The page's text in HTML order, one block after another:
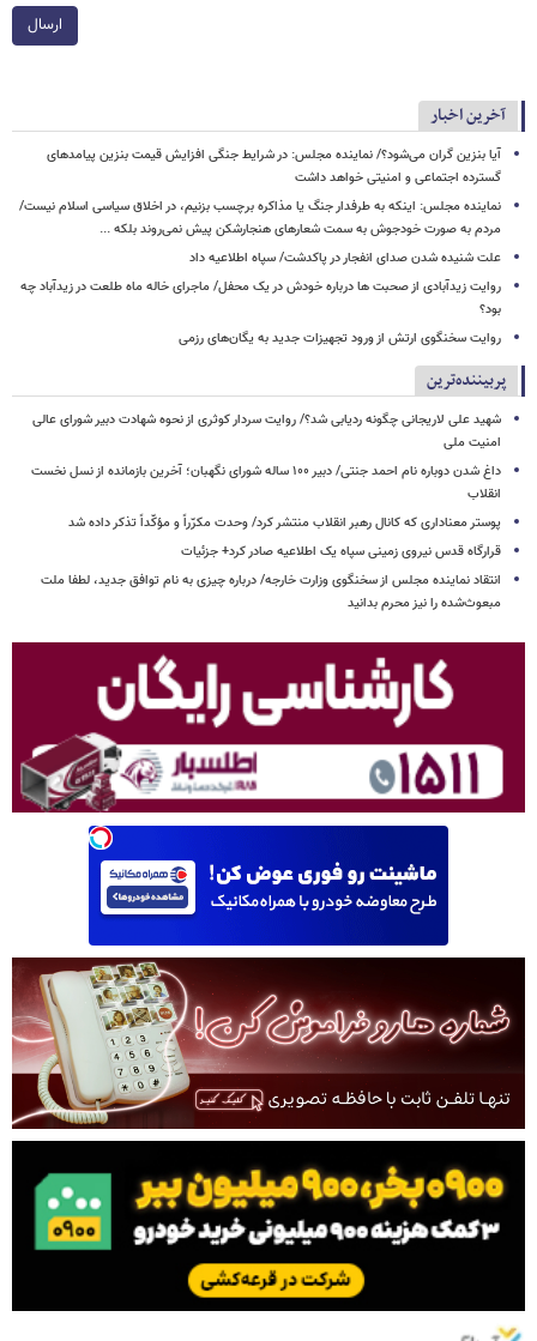
ارسال
آخرین اخبار
آیا بنزین گران می‌شود؟/ نماینده مجلس: در شرایط جنگی افزایش قیمت بنزین پیامدهای
گسترده اجتماعی و امنیتی خواهد داشت
نماینده مجلس: اینکه به طرفدار جنگ یا مذاکره برچسب بزنیم، در اخلاق سیاسی اسلام نیست/
مردم به صورت خودجوش به سمت شعارهای هنجارشکن پیش نمی‌روند بلکه ...
علت شنیده شدن صدای انفجار در پاکدشت/ سپاه اطلاعیه داد
روایت زیدآبادی از صحبت ها درباره خودش در یک محفل/ ماجرای خاله ماه طلعت در زیدآباد چه
بود؟
روایت سخنگوی ارتش از ورود تجهیزات جدید به یگان‌های رزمی
پربیننده‌ترین
شهید علی لاریجانی چگونه ردیابی شد؟/ روایت سردار کوثری از نحوه شهادت دبیر شورای عالی
امنیت ملی
داغ شدن دوباره نام احمد جنتی/ دبیر ۱۰۰ ساله شورای نگهبان؛ آخرین بازمانده از نسل نخست
انقلاب
پوستر معناداری که کانال رهبر انقلاب منتشر کرد/ وحدت مکرّراً و مؤکّداً تذکر داده شد
قرارگاه قدس نیروی زمینی سپاه یک اطلاعیه صادر کرد+ جزئیات
انتقاد نماینده مجلس از سخنگوی وزارت خارجه/ درباره چیزی به نام توافق جدید، لطفا ملت
مبعوث‌شده را نیز محرم بدانید